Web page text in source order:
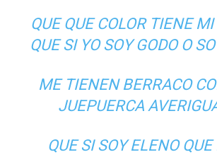
QUE QUE COLOR TIENE
QUE SI YO SOY GODO O
ME TIENEN BERRACO
JUEPUERCA
QUE SI SOY ELENO QUE